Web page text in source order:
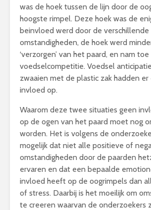
was de hoek tussen de lijn door de
hoogste rimpel. Deze hoek was de
beinvloed werd door de verschillende
omstandigheden, de hoek werd
‘verzorgen’ van het paard, en nam toe
voedselcompetitie. Voedsel
zwaaien met de plastic zak hadden er
invloed op.
Waarom deze twee situaties geen
op de ogen van het paard moet nog
worden. Het is volgens de
mogelijk dat niet alle positieve of
omstandigheden door de paarden
ervaren en dat een bepaalde
invloed heeft op de oogrimpels dan
of stress. Daarbij is het moeilijk om
te creeren waarvan de onderzoekers